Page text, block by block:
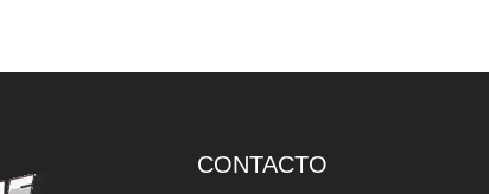
CONTACTO